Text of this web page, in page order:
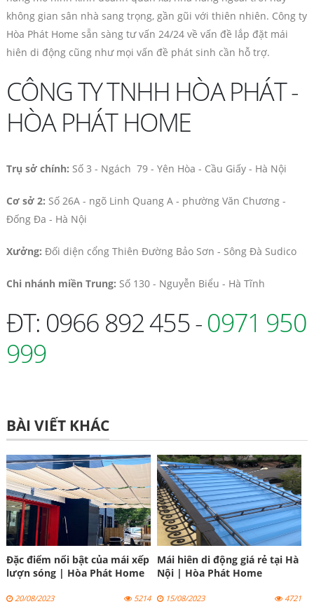
không gian sân nhà sang trọng, gần gũi với thiên nhiên. Công ty
Hòa Phát Home sẵn sàng tư vấn 24/24 về vấn đề lắp đặt mái
hiên di động cũng như mọi vấn đề phát sinh cần hỗ trợ.
CÔNG TY TNHH HÒA PHÁT -
HÒA PHÁT HOME
Trụ sở chính: Số 3 - Ngách 79 - Yên Hòa - Cầu Giấy - Hà Nội
Cơ sở 2: Số 26A - ngõ Linh Quang A - phường Văn Chương -
Đống Đa - Hà Nội
Xưởng: Đối diện cổng Thiên Đường Bảo Sơn - Sông Đà Sudico
Chi nhánh miền Trung: Số 130 - Nguyễn Biểu - Hà Tĩnh
ĐT: 0966 892 455 -0971 950
999
BÀI VIẾT KHÁC
Đặc điểm nổi bật của mái xếp
lượn sóng | Hòa Phát Home
20/08/2023 5214
Mái hiên di động giá rẻ tại Hà
Nội | Hòa Phát Home
15/08/2023 4721